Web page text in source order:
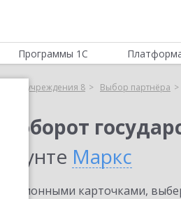
Программы 1С
учреждения 8 Выбор партнёра
пунте Маркс
карточками,